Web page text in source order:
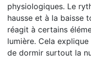
physiologiques. Le
hausse et à la baisse
réagit à certains
lumière. Cela
de dormir surtout la